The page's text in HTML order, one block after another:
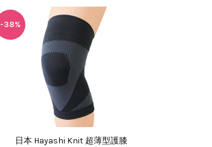
-38%
日本 Hayashi Knit 超薄型護膝